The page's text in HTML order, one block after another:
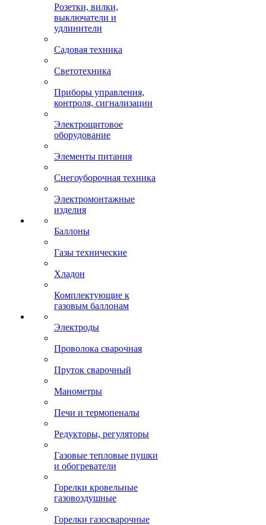
Розетки, вилки,
выключатели и
удлинители
Садовая техника
Светотехника
Приборы управления,
контроля, сигнализации
Электрощитовое
оборудование
Элементы питания
Снегоуборочная техника
Электромонтажные
изделия
Баллоны
Газы технические
Хладон
Комплектующие к
газовым баллонам
Электроды
Проволока сварочная
Пруток сварочный
Манометры
Печи и термопеналы
Редукторы, регуляторы
Газовые тепловые пушки
и обогреватели
Горелки кровельные
газовоздушные
Горелки газосварочные